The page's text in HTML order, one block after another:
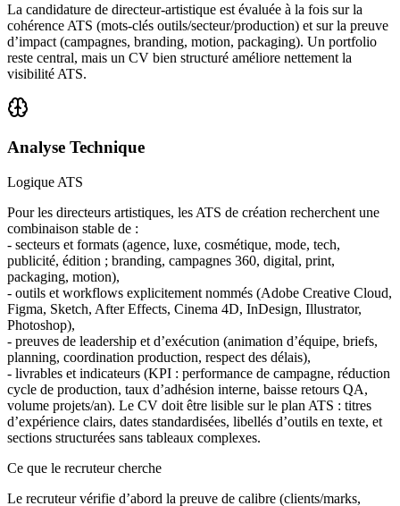
La candidature de directeur-artistique est évaluée à la fois sur la
cohérence ATS (mots-clés outils/secteur/production) et sur la preuve
d’impact (campagnes, branding, motion, packaging). Un portfolio
reste central, mais un CV bien structuré améliore nettement la
visibilité ATS.
Analyse Technique
Logique ATS
Pour les directeurs artistiques, les ATS de création recherchent une
combinaison stable de :
- secteurs et formats (agence, luxe, cosmétique, mode, tech,
publicité, édition ; branding, campagnes 360, digital, print,
packaging, motion),
- outils et workflows explicitement nommés (Adobe Creative Cloud,
Figma, Sketch, After Effects, Cinema 4D, InDesign, Illustrator,
Photoshop),
- preuves de leadership et d’exécution (animation d’équipe, briefs,
planning, coordination production, respect des délais),
- livrables et indicateurs (KPI : performance de campagne, réduction
cycle de production, taux d’adhésion interne, baisse retours QA,
volume projets/an). Le CV doit être lisible sur le plan ATS : titres
d’expérience clairs, dates standardisées, libellés d’outils en texte, et
sections structurées sans tableaux complexes.
Ce que le recruteur cherche
Le recruteur vérifie d’abord la preuve de calibre (clients/marks,